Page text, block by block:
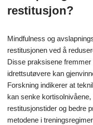
restitusjon?
Mindfulness og
restitusjonen ved å
Disse praksisene
idrettsutøvere kan
Forskning indikerer at
kan senke
restitusjonstider og bedre
metodene i